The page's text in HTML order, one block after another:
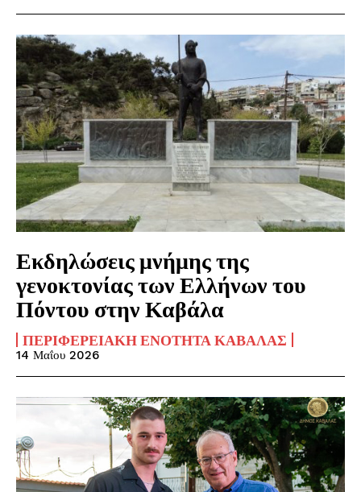
Εκδηλώσεις μνήμης της
γενοκτονίας των Ελλήνων του
Πόντου στην Καβάλα
ΠΕΡΙΦΕΡΕΙΑΚΉ ΕΝΌΤΗΤΑ ΚΑΒΆΛΑΣ
14 Μαΐου 2026